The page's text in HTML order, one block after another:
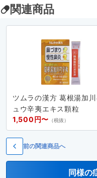
関連商品
ツムラの漢方 葛根湯加川
ュウ辛夷エキス顆粒
1,500円〜 （税抜）
前の関連商品へ
同様の